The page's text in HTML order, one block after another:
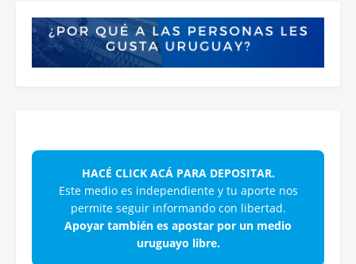
HACÉ CLICK ACÁ PARA DEPOSITAR.
Este medio es independiente y tu aporte nos
permite seguir informando con libertad.
Apoyar también es apostar por un medio
uruguayo libre.